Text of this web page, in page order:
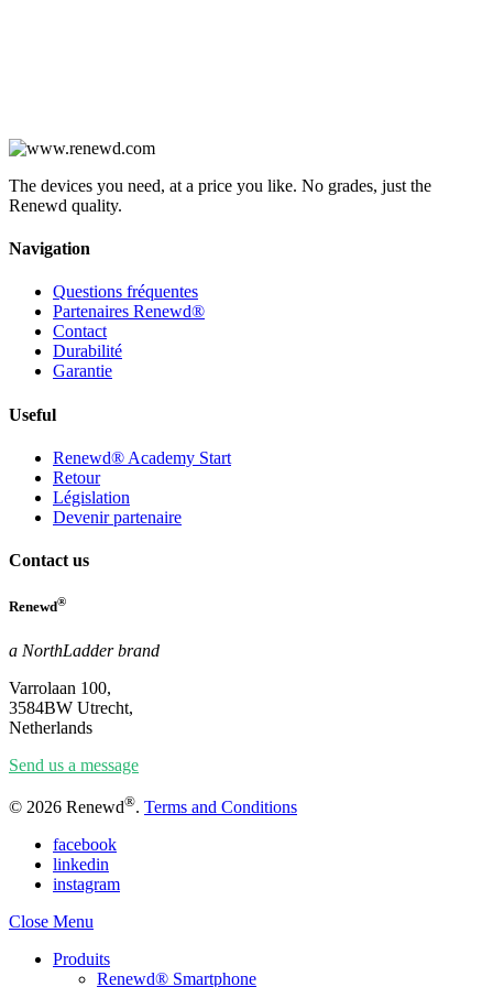
The devices you need, at a price you like. No grades, just the
Renewd quality.
Navigation
Questions fréquentes
Partenaires Renewd®
Contact
Durabilité
Garantie
Useful
Renewd® Academy Start
Retour
Législation
Devenir partenaire
Contact us
Renewd®
a NorthLadder brand
Varrolaan 100,
3584BW Utrecht,
Netherlands
Send us a message
© 2026 Renewd®. Terms and Conditions
facebook
linkedin
instagram
Close Menu
Produits
Renewd® Smartphone